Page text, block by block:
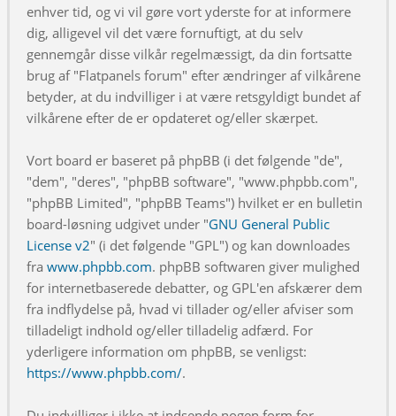
enhver tid, og vi vil gøre vort yderste for at informere
dig, alligevel vil det være fornuftigt, at du selv
gennemgår disse vilkår regelmæssigt, da din fortsatte
brug af "Flatpanels forum" efter ændringer af vilkårene
betyder, at du indvilliger i at være retsgyldigt bundet af
vilkårene efter de er opdateret og/eller skærpet.
Vort board er baseret på phpBB (i det følgende "de",
"dem", "deres", "phpBB software", "www.phpbb.com",
"phpBB Limited", "phpBB Teams") hvilket er en bulletin
board-løsning udgivet under "GNU General Public
License v2" (i det følgende "GPL") og kan downloades
fra www.phpbb.com. phpBB softwaren giver mulighed
for internetbaserede debatter, og GPL'en afskærer dem
fra indflydelse på, hvad vi tillader og/eller afviser som
tilladeligt indhold og/eller tilladelig adfærd. For
yderligere information om phpBB, se venligst:
https://www.phpbb.com/.